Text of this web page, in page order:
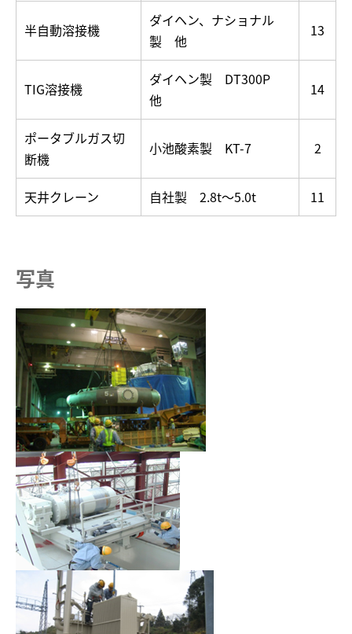
半自動溶接機
ダイヘン、ナショナル
製 他
13
TIG溶接機
ダイヘン製 DT300P
他
14
ポータブルガス切
断機
小池酸素製 KT-7 2
天井クレーン 自社製 2.8t～5.0t 11
写真